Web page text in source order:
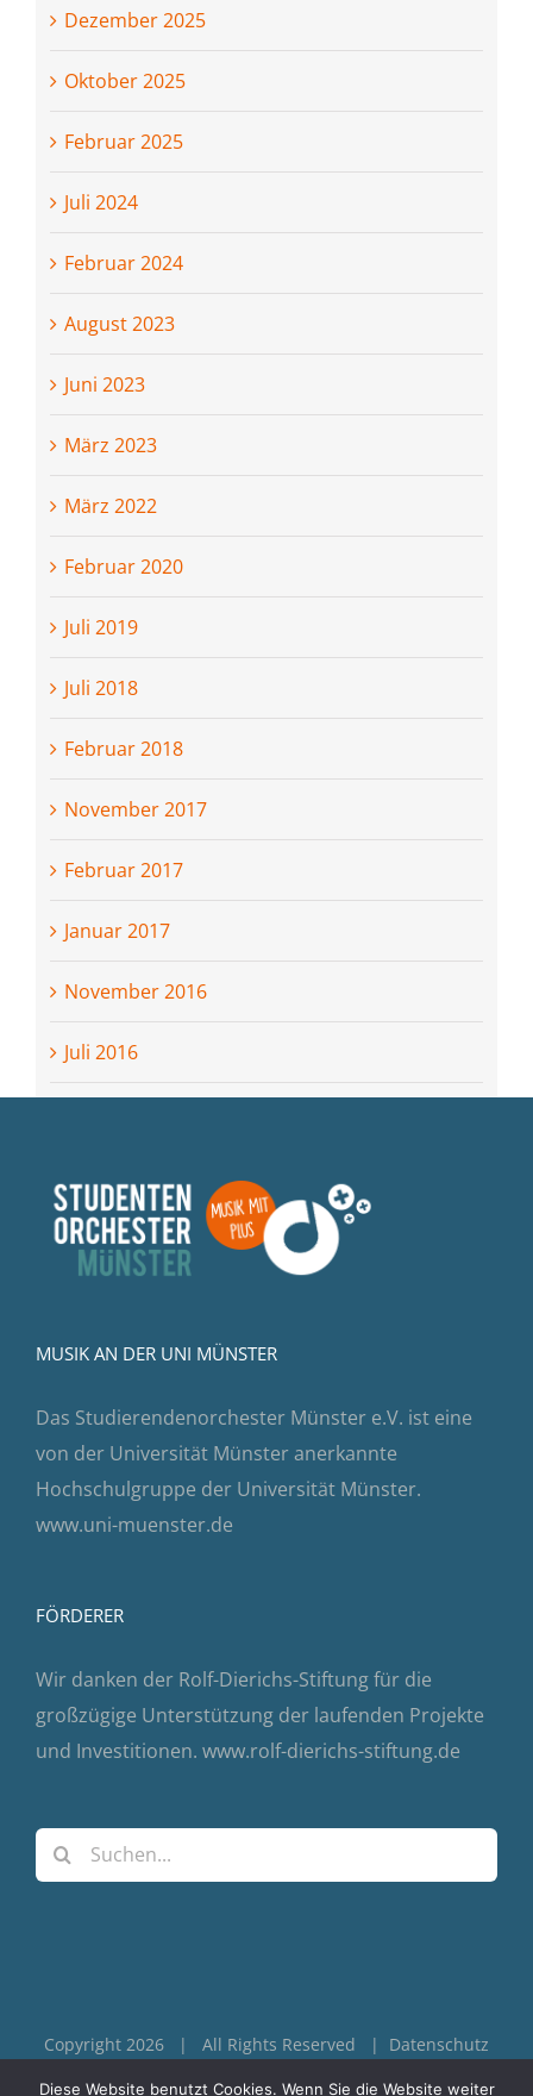
Dezember 2025
Oktober 2025
Februar 2025
Juli 2024
Februar 2024
August 2023
Juni 2023
März 2023
März 2022
Februar 2020
Juli 2019
Juli 2018
Februar 2018
November 2017
Februar 2017
Januar 2017
November 2016
Juli 2016
MUSIK AN DER UNI MÜNSTER
Das Studierendenorchester Münster e.V. ist eine
von der Universität Münster anerkannte
Hochschulgruppe der Universität Münster.
www.uni-muenster.de
FÖRDERER
Wir danken der Rolf-Dierichs-Stiftung für die
großzügige Unterstützung der laufenden Projekte
und Investitionen. www.rolf-dierichs-stiftung.de
Suche
nach:
Copyright 2026 | All Rights Reserved | Datenschutz
Diese Website benutzt Cookies. Wenn Sie die Website weiter